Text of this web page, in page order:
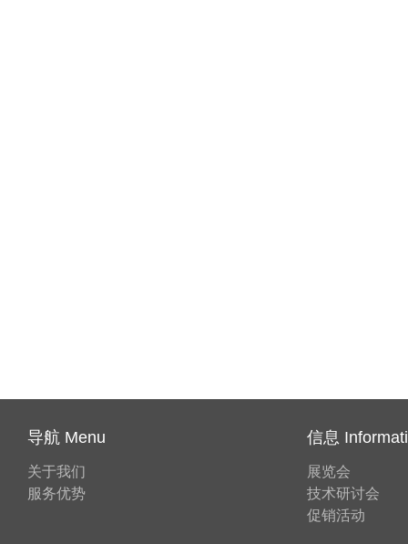
导航 Menu
关于我们
服务优势
信息
展览会
技术研讨会
促销活动